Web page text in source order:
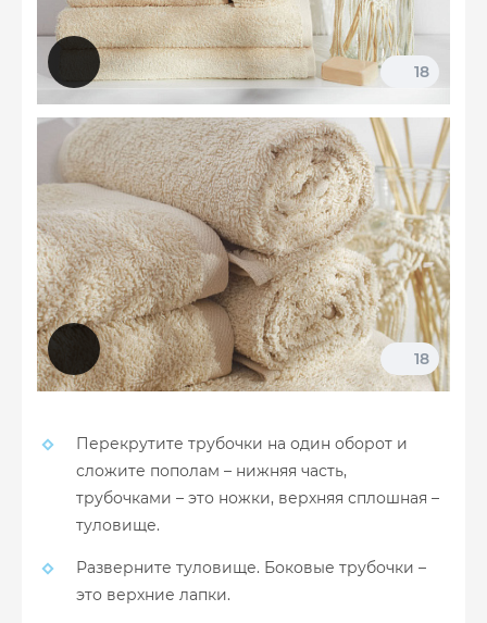
18
18
Перекрутите трубочки на один оборот и
сложите пополам – нижняя часть,
трубочками – это ножки, верхняя сплошная –
туловище.
Разверните туловище. Боковые трубочки –
это верхние лапки.